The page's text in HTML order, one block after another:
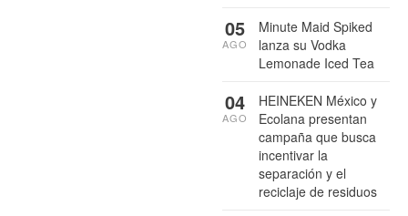
Minute Maid Spiked
lanza su Vodka
Lemonade Iced Tea
05
AGO
HEINEKEN México y
Ecolana presentan
campaña que busca
incentivar la
separación y el
reciclaje de residuos
04
AGO